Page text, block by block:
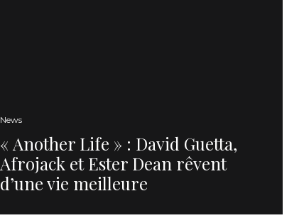
News
« Another Life » : David Guetta,
Afrojack et Ester Dean rêvent
d’une vie meilleure